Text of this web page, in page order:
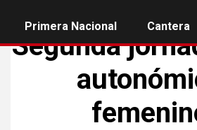
Primera Nacional Cantera
Segunda